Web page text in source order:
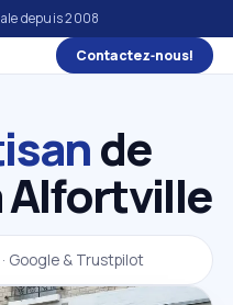
depuis 2008
Contactez‑nous!
de
Alfortville
· Google & Trustpilot